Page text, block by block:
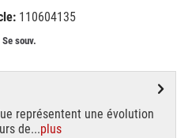
110604135
Se souv.
représentent une évolution
de...plus